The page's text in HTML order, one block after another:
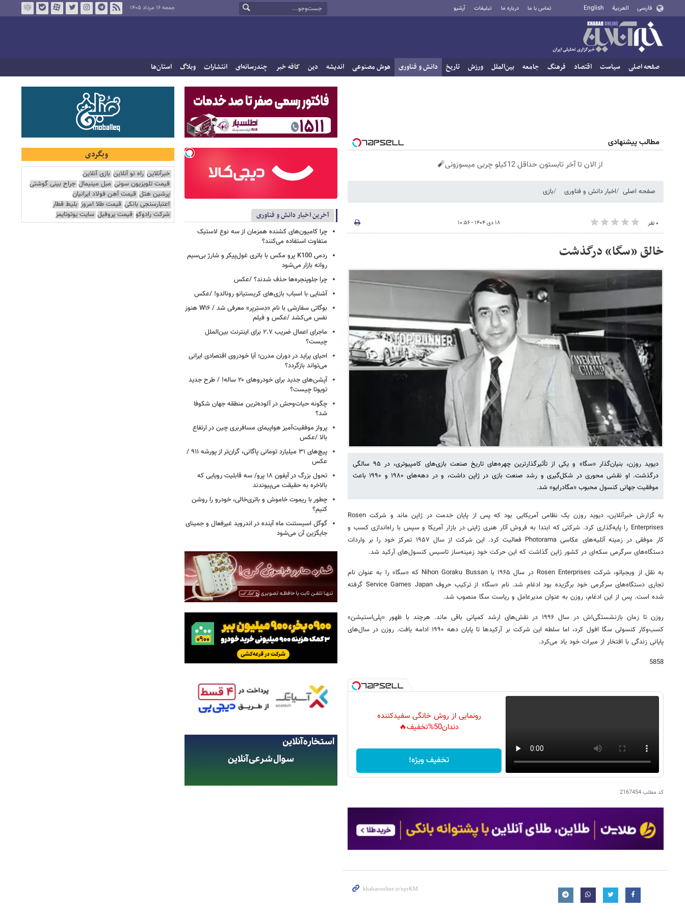
فارسی العربية English تماس با ما درباره ما تبلیغات آرشیو جمعه ۱۶ مرداد ۱۴۰۵
صفحه اصلی سیاست اقتصاد فرهنگ جامعه بین‌الملل ورزش تاریخ دانش و فناوری هوش مصنوعی اندیشه دین کافه خبر چندرسانه‌ای انتشارات وبلاگ استان‌ها
مطالب پیشنهادی
از الان تا آخر تابستون حداقل 12کیلو چربی میسوزونی🧨
صفحه اصلی اخبار دانش و فناوری بازی
۰ نفر ۱۸ دی ۱۴۰۴ - ۱۰:۵۶
خالق «سگا» درگذشت
دیوید روزن، بنیان‌گذار «سگا» و یکی از تأثیرگذارترین چهره‌های تاریخ صنعت بازی‌های کامپیوتری، در ۹۵ سالگی
درگذشت. او نقشی محوری در شکل‌گیری و رشد صنعت بازی در ژاپن داشت، و در دهه‌های ۱۹۸۰ و ۱۹۹۰ باعث
موفقیت جهانی کنسول محبوب «مگادرایو» شد.
به گزارش خبرآنلاین، دیوید روزن یک نظامی آمریکایی بود که پس از پایان خدمت در ژاپن ماند و شرکت Rosen
Enterprises را پایه‌گذاری کرد. شرکتی که ابتدا به فروش آثار هنری ژاپنی در بازار آمریکا و سپس با راه‌اندازی کسب‌ و
کار موفقی در زمینه آتلیه‌های عکاسی Photorama فعالیت کرد. این شرکت از سال ۱۹۵۷ تمرکز خود را بر واردات
دستگاه‌های سرگرمی سکه‌ای در کشور ژاپن گذاشت که این حرکت خود زمینه‌ساز تاسیس کنسول‌های آرکید شد.
به نقل از ویجیاتو، شرکت Rosen Enterprises در سال ۱۹۶۵ با Nihon Goraku Bussan که «سگا» را به عنوان نام
تجاری دستگاه‌های سرگرمی خود برگزیده بود ادغام شد. نام «سگا» از ترکیب حروف Service Games Japan گرفته
شده است. پس از این ادغام، روزن به عنوان مدیرعامل و ریاست سگا منصوب شد.
روزن تا زمان بازنشستگی‌اش در سال ۱۹۹۶ در نقش‌های ارشد کمپانی باقی ماند. هرچند با ظهور «پلی‌استیشن»
کسب‌وکار کنسولی سگا افول کرد، اما سلطه این شرکت بر آرکیدها تا پایان دهه ۱۹۹۰ ادامه یافت. روزن در سال‌های
پایانی زندگی با افتخار از میراث خود یاد می‌کرد.
5858
رونمایی از روش خانگی سفیدکننده
دندان50%تخفیف🔥
تخفیف ویژه!
کد مطلب2167454
آخرین اخبار دانش و فناوری
چرا کامیون‌های کشنده همزمان از سه نوع لاستیک
متفاوت استفاده می‌کنند؟
ردمی K100 پرو مکس با باتری غول‌پیکر و شارژ بی‌سیم
روانه بازار می‌شود
چرا جلوپنجره‌ها حذف شدند؟ /عکس
آشنایی با اسباب‌ بازی‌های کریستیانو رونالدو! /عکس
بوگاتی سفارشی با نام «دِستِریِر» معرفی شد / W۱۶ هنوز
نفس می‌کشد /عکس و فیلم
ماجرای اعمال ضریب ۲.۷ برای اینترنت بین‌الملل
چیست؟
احیای پراید در دوران مدرن؛ آیا خودروی اقتصادی ایرانی
می‌تواند بازگردد؟
آپشن‌های جدید برای خودروهای ۲۰ ساله! / طرح جدید
تویوتا چیست؟
چگونه حیات‌وحش در آلوده‌ترین منطقه جهان شکوفا
شد؟
پرواز موفقیت‌آمیز هواپیمای مسافربری چین در ارتفاع
بالا /عکس
پیچ‌های ۳۱ میلیارد تومانی پاگانی، گران‌تر از پورشه ۹۱۱ /
عکس
تحول بزرگ در آیفون ۱۸ پرو/ سه قابلیت رویایی که
بالاخره به حقیقت می‌پیوندند
چطور با ریموت خاموش و باتری‌خالی، خودرو را روشن
کنیم؟
گوگل اسیستنت ماه آینده در اندروید غیرفعال و جمینای
جایگزین آن می‌شود
وبگردی
خبرآنلاین راه نو آنلاین بازی آنلاین
قیمت تلویزیون سونی مبل مینیمال جراح بینی گوشتی
پرشین هتل قیمت آهن فولاد ایرانیان
اعتبارسنجی بانکی قیمت طلا امروز بلیط قطار
شرکت رادوکو قیمت پروفیل سایت یوتوتایمز